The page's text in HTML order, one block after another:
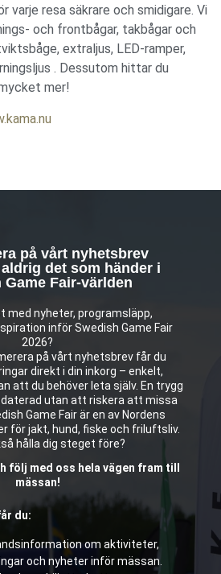
varje resa säkrare och smidigare. Vi
och frontbågar, takbågar och
extraljus, LED-ramper,
. Dessutom hittar du
mer!
på vårt nyhetsbrev
det som händer i
Game Fair-världen
med nyheter, programsläpp,
inför Swedish Game Fair
2026?
på vårt nyhetsbrev får du
direkt i din inkorg – enkelt,
att du behöver leta själv. En trygg
utan att riskera att missa
Game Fair är en av Nordens
för jakt, hund, fiske och friluftsliv.
hålla dig steget före?
följ med oss hela vägen fram till
mässan!
du:
om aktiviteter,
och nyheter inför mässan.